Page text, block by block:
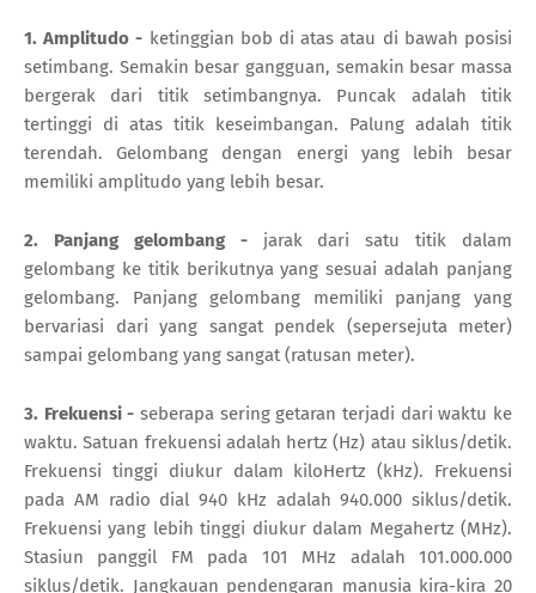
1. Amplitudo - ketinggian bob di atas atau di bawah posisi
setimbang. Semakin besar gangguan, semakin besar massa
bergerak dari titik setimbangnya. Puncak adalah titik
tertinggi di atas titik keseimbangan. Palung adalah titik
terendah. Gelombang dengan energi yang lebih besar
memiliki amplitudo yang lebih besar.
2. Panjang gelombang - jarak dari satu titik dalam
gelombang ke titik berikutnya yang sesuai adalah panjang
gelombang. Panjang gelombang memiliki panjang yang
bervariasi dari yang sangat pendek (sepersejuta meter)
sampai gelombang yang sangat (ratusan meter).
3. Frekuensi - seberapa sering getaran terjadi dari waktu ke
waktu. Satuan frekuensi adalah hertz (Hz) atau siklus/detik.
Frekuensi tinggi diukur dalam kiloHertz (kHz). Frekuensi
pada AM radio dial 940 kHz adalah 940.000 siklus/detik.
Frekuensi yang lebih tinggi diukur dalam Megahertz (MHz).
Stasiun panggil FM pada 101 MHz adalah 101.000.000
siklus/detik. Jangkauan pendengaran manusia kira-kira 20